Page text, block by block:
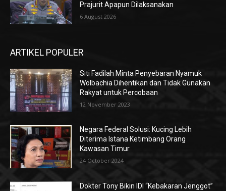
Prajurit Apapun Dilaksanakan
6 August 2026
ARTIKEL POPULER
Siti Fadilah Minta Penyebaran Nyamuk
Wolbachia Dihentikan dan Tidak Gunakan
Rakyat untuk Percobaan
12 November 2023
Negara Federal Solusi: Kucing Lebih
Diterima Istana Ketimbang Orang
Kawasan Timur
24 October 2024
Dokter Tony Bikin IDI “Kebakaran Jenggot”